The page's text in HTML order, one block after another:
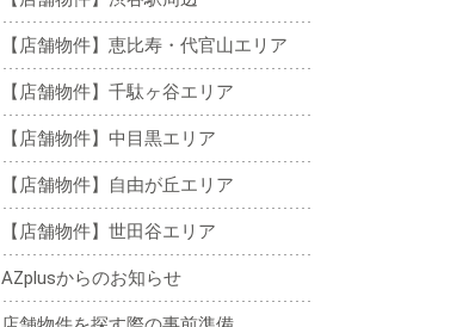
【店舗物件】恵比寿・代官山エリア
【店舗物件】千駄ヶ谷エリア
【店舗物件】中目黒エリア
【店舗物件】自由が丘エリア
【店舗物件】世田谷エリア
AZplusからのお知らせ